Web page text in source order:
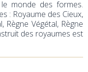
monde des formes.
: Royaume des Cieux,
Règne Végétal, Règne
des royaumes est